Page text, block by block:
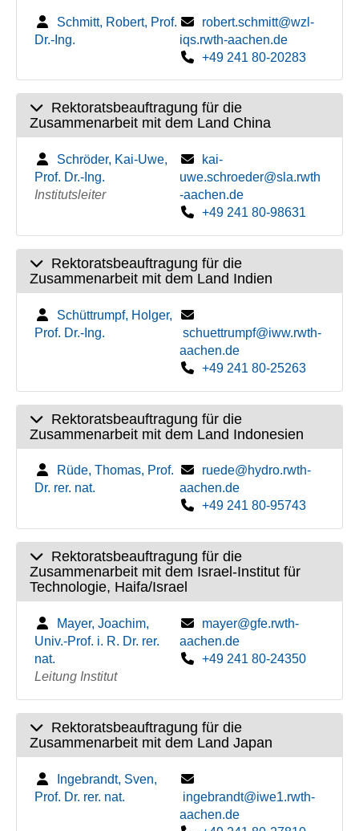
Schmitt, Robert, Prof.
Dr.-Ing.
robert.schmitt@wzl-
iqs.rwth-aachen.de
+49 241 80-20283
Rektoratsbeauftragung für die
Zusammenarbeit mit dem Land China
Schröder, Kai-Uwe,
Prof. Dr.-Ing.
Institutsleiter
kai-
uwe.schroeder@sla.rwth
-aachen.de
+49 241 80-98631
Rektoratsbeauftragung für die
Zusammenarbeit mit dem Land Indien
Schüttrumpf, Holger,
Prof. Dr.-Ing.
schuettrumpf@iww.rwth-
aachen.de
+49 241 80-25263
Rektoratsbeauftragung für die
Zusammenarbeit mit dem Land Indonesien
Rüde, Thomas, Prof.
Dr. rer. nat.
ruede@hydro.rwth-
aachen.de
+49 241 80-95743
Rektoratsbeauftragung für die
Zusammenarbeit mit dem Israel-Institut für
Technologie, Haifa/Israel
Mayer, Joachim,
Univ.-Prof. i. R. Dr. rer.
nat.
Leitung Institut
mayer@gfe.rwth-
aachen.de
+49 241 80-24350
Rektoratsbeauftragung für die
Zusammenarbeit mit dem Land Japan
Ingebrandt, Sven,
Prof. Dr. rer. nat.
ingebrandt@iwe1.rwth-
aachen.de